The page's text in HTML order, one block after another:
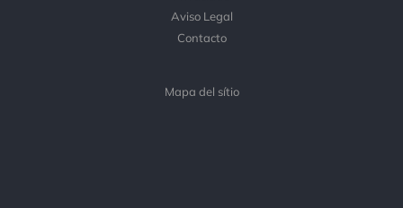
Aviso Legal
Contacto
Mapa del sítio